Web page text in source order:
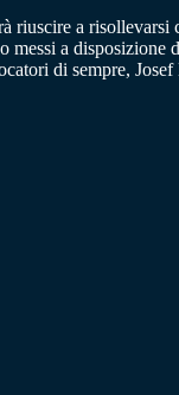
riuscire a
messi a disposizione
di sempre,